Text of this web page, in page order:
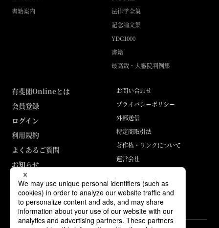
書籍案内
法律学全集
記念論文集
YDC1000
書籍
最高裁・大審院判例集
有斐閣Onlineとは
会員登録
ログイン
利用規約
よくあるご質問
お知らせ
お問い合わせ
プライバシーポリシー
外部送信
特定商取引法
著作権・リンクについて
運営会社